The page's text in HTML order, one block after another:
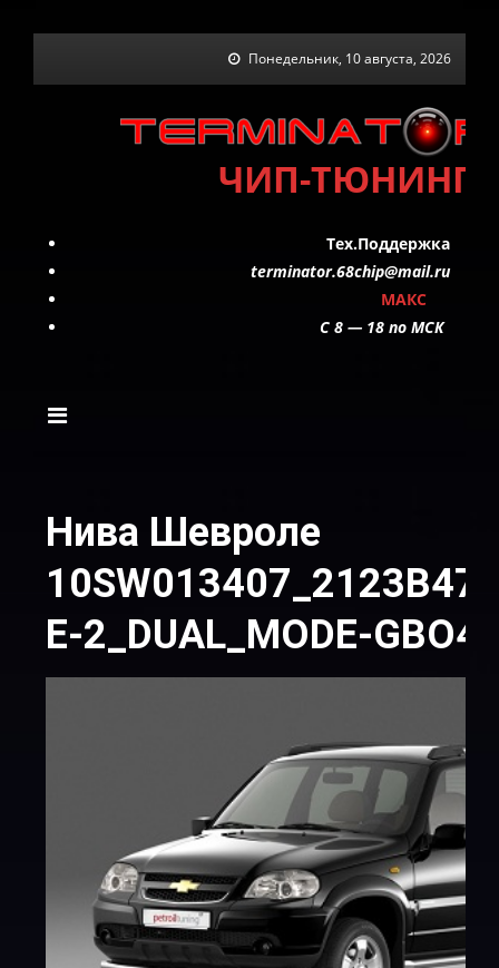
Понедельник, 10 августа, 2026
ЧИП-ТЮНИНГ
Тех.Поддержка
terminator.68chip@mail.ru
МАКС
C 8 — 18 по МСК
Нива Шевроле
Е-2_DUAL_MODE-GBO4